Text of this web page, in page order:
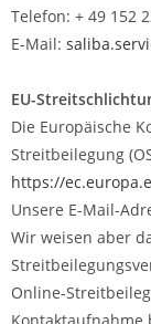
Telefon: + 49 152
E-Mail:
EU-
Die Europäische
Streitbeilegung
https://
Unsere E-Mail-
Wir weisen aber
Online-